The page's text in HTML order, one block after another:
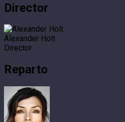
Director
Alexander Holt
Director
Reparto